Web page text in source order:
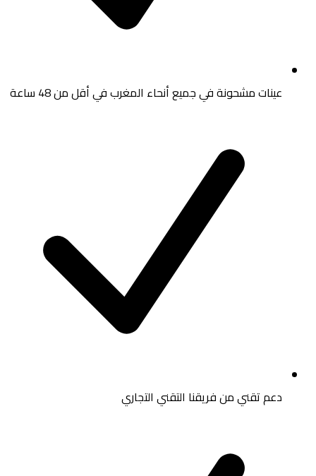
عينات مشحونة في جميع أنحاء المغرب في أقل من 48 ساعة
دعم تقني من فريقنا التقني التجاري